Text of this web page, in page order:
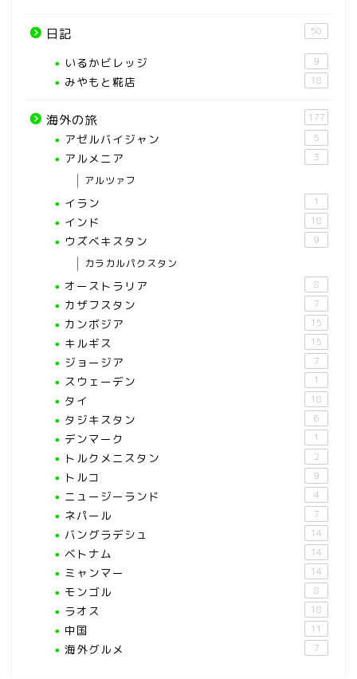
日記 50
いるかビレッジ 9
みやもと糀店 18
海外の旅 177
アゼルバイジャン 5
アルメニア 3
アルツァフ
イラン 1
インド 18
ウズベキスタン 9
カラカルパクスタン
オーストラリア 8
カザフスタン 7
カンボジア 15
キルギス 15
ジョージア 7
スウェーデン 1
タイ 18
タジキスタン 6
デンマーク 1
トルクメニスタン 2
トルコ 9
ニュージーランド 4
ネパール 7
バングラデシュ 14
ベトナム 14
ミャンマー 14
モンゴル 8
ラオス 18
中国 11
海外グルメ 7